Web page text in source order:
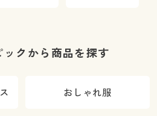
クから商品を探す
おしゃれ服